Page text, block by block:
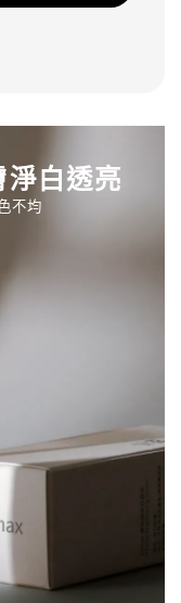
白透亮
不均